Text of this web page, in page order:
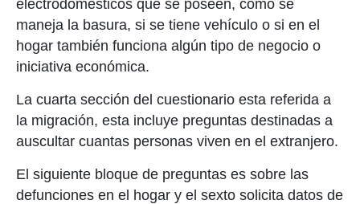
electrodomésticos que se poseen, cómo se
maneja la basura, si se tiene vehículo o si en el
hogar también funciona algún tipo de negocio o
iniciativa económica.
La cuarta sección del cuestionario esta referida a
la migración, esta incluye preguntas destinadas a
auscultar cuantas personas viven en el extranjero.
El siguiente bloque de preguntas es sobre las
defunciones en el hogar y el sexto solicita datos de